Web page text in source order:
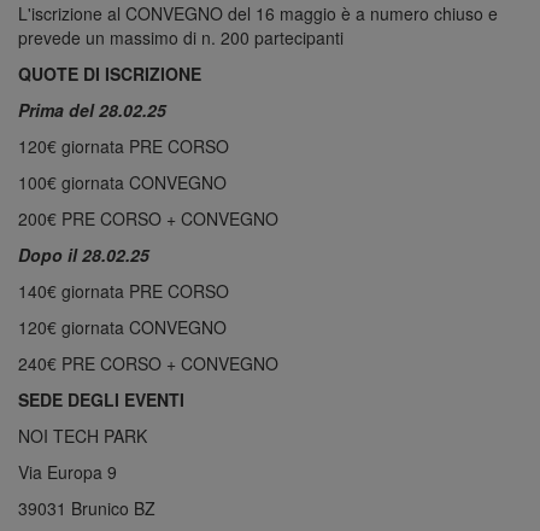
L'iscrizione al CONVEGNO del 16 maggio è a numero chiuso e
prevede un massimo di n. 200 partecipanti
QUOTE DI ISCRIZIONE
Prima del 28.02.25
120€ giornata PRE CORSO
100€ giornata CONVEGNO
200€ PRE CORSO + CONVEGNO
Dopo il 28.02.25
140€ giornata PRE CORSO
120€ giornata CONVEGNO
240€ PRE CORSO + CONVEGNO
SEDE DEGLI EVENTI
NOI TECH PARK
Via Europa 9
39031 Brunico BZ